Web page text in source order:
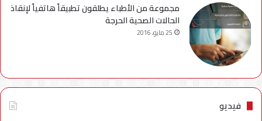
مجموعة من الأطباء يطلقون تطبيقاً هاتفياً لإنقاذ
الحالات الصحية الحرجة
25 مايو، 2016
فيديو